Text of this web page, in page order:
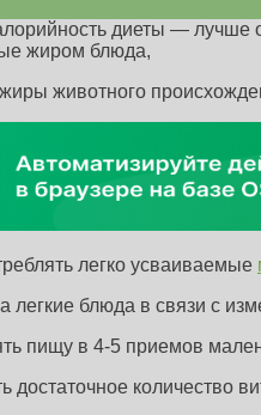
диеты — лучше
жиром блюда,
животного
легко усваиваемые
легкие блюда в связи с
пищу в 4-5 приемов
достаточное количество